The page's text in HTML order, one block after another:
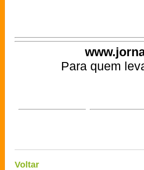
Para quem
Voltar